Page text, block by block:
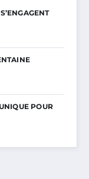
POUR